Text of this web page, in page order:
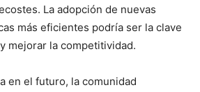
La adopción de nuevas
más eficientes podría ser la clave
mejorar la competitividad.
en el futuro, la comunidad